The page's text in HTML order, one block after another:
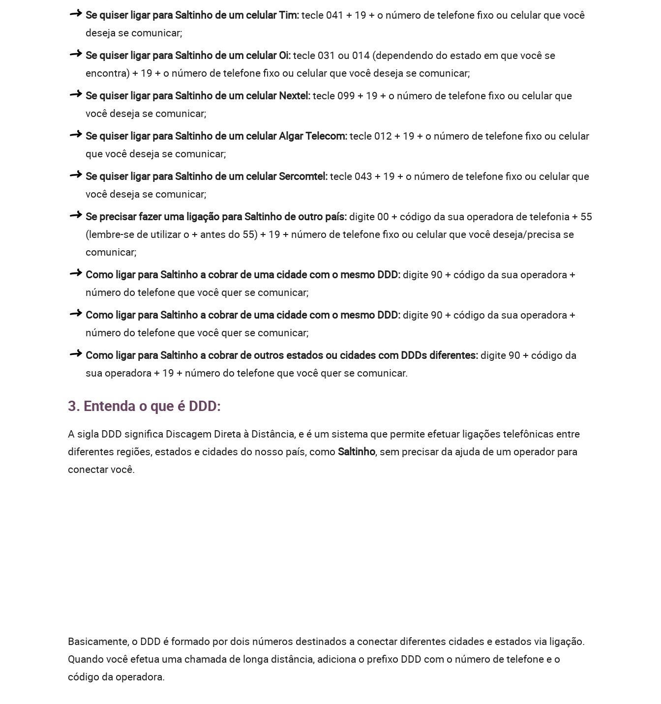
Se quiser ligar para Saltinho de um celular Tim:tecle 041 + 19 + o número de telefone fixo ou celular que você
deseja se comunicar;
Se quiser ligar para Saltinho de um celular Oi:tecle 031 ou 014 (dependendo do estado em que você se
encontra) + 19 + o número de telefone fixo ou celular que você deseja se comunicar;
Se quiser ligar para Saltinho de um celular Nextel:tecle 099 + 19 + o número de telefone fixo ou celular que
você deseja se comunicar;
Se quiser ligar para Saltinho de um celular Algar Telecom:tecle 012 + 19 + o número de telefone fixo ou celular
que você deseja se comunicar;
Se quiser ligar para Saltinho de um celular Sercomtel:tecle 043 + 19 + o número de telefone fixo ou celular que
você deseja se comunicar;
Se precisar fazer uma ligação para Saltinho de outro país: digite 00 + código da sua operadora de telefonia + 55
(lembre-se de utilizar o + antes do 55) + 19 + número de telefone fixo ou celular que você deseja/precisa se
comunicar;
Como ligar para Saltinho a cobrar de uma cidade com o mesmo DDD: digite 90 + código da sua operadora +
número do telefone que você quer se comunicar;
Como ligar para Saltinho a cobrar de uma cidade com o mesmo DDD: digite 90 + código da sua operadora +
número do telefone que você quer se comunicar;
Como ligar para Saltinho a cobrar de outros estados ou cidades com DDDs diferentes: digite 90 + código da
sua operadora + 19 + número do telefone que você quer se comunicar.
3. Entenda o que é DDD:
A sigla DDD significa Discagem Direta à Distância, e é um sistema que permite efetuar ligações telefônicas entre
diferentes regiões, estados e cidades do nosso país, como Saltinho, sem precisar da ajuda de um operador para
conectar você.
Basicamente, o DDD é formado por dois números destinados a conectar diferentes cidades e estados via ligação.
Quando você efetua uma chamada de longa distância, adiciona o prefixo DDD com o número de telefone e o
código da operadora.